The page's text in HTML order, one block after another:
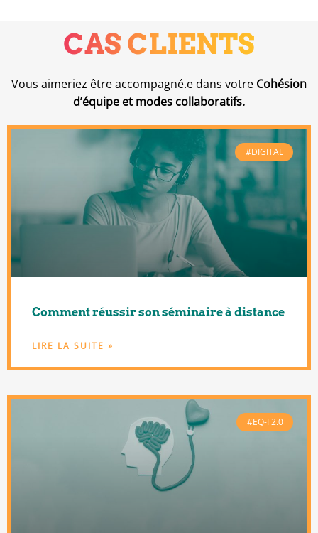
CAS CLIENTS
Vous aimeriez être accompagné.e dans votre Cohésion
d’équipe et modes collaboratifs.
#DIGITAL
Comment réussir son séminaire à distance
LIRE LA SUITE »
#EQ-I 2.0